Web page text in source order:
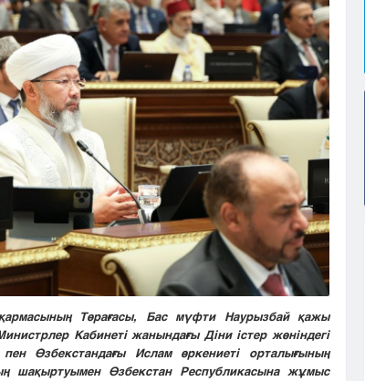
Төрағасы, Бас мүфти Наурызбай қажы
Кабинеті жанындағы Діни істер жөніндегі
Өзбекстандағы Ислам өркениеті орталығының
шақыртуымен Өзбекстан Республикасына жұмыс